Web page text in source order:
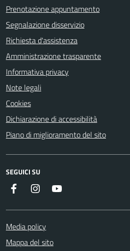
Prenotazione appuntamento
Segnalazione disservizio
Richiesta d'assistenza
Amministrazione trasparente
Informativa privacy
Note legali
Cookies
Dichiarazione di accessibilità
Piano di miglioramento del sito
SEGUICI SU
Facebook Instagram
Media policy
Mappa del sito